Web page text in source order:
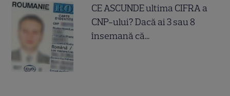
CE ASCUNDE ultima CIFRA a
CNP-ului? Dacă ai 3 sau 8
însemană că...